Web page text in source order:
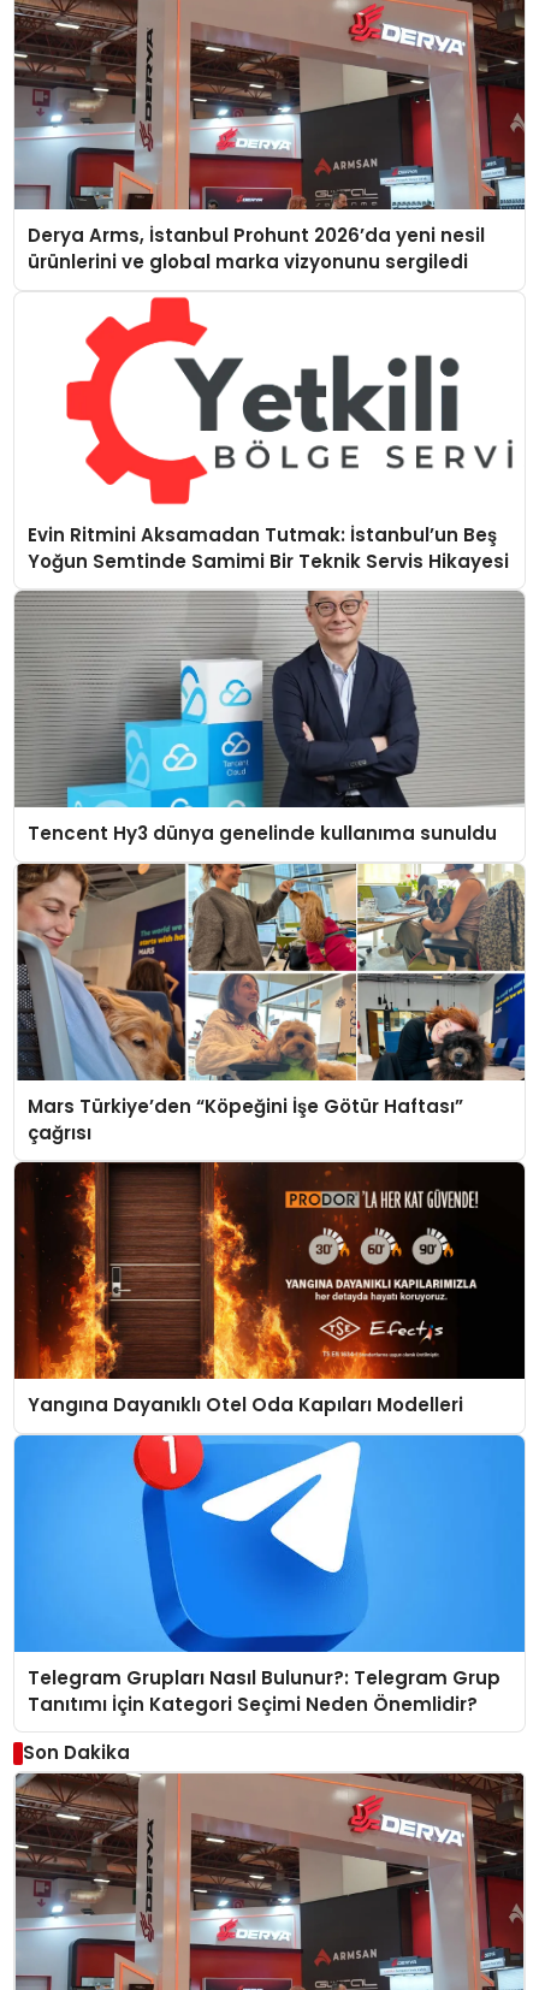
Derya Arms, İstanbul Prohunt 2026’da yeni nesil
ürünlerini ve global marka vizyonunu sergiledi
Evin Ritmini Aksamadan Tutmak: İstanbul’un Beş
Yoğun Semtinde Samimi Bir Teknik Servis Hikayesi
Tencent Hy3 dünya genelinde kullanıma sunuldu
Mars Türkiye’den “Köpeğini İşe Götür Haftası”
çağrısı
Yangına Dayanıklı Otel Oda Kapıları Modelleri
Telegram Grupları Nasıl Bulunur?: Telegram Grup
Tanıtımı İçin Kategori Seçimi Neden Önemlidir?
Son Dakika